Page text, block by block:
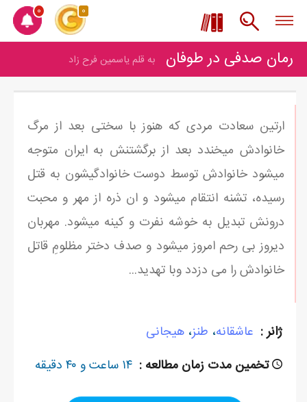
0 0
رمان صدفی در طوفان به قلم یاسمین فرح زاد
ارتین سعادت مردی که هنوز با سختی بعد از مرگ
خانوادش میخندد بعد از برگشتنش به ایران متوجه
میشود خانوادش توسط دوست خانوادگیشون به قتل
رسیده، تشنه انتقام میشود و ان ذره از مهر و محبت
درونش تبدیل به خوشه نفرت و کینه میشود. مهربان
دیروز بی رحم امروز میشود و صدف دختر مظلومِ قاتل
خانوادش را می دزدد وبا تهدید...
ژانر : عاشقانه، طنز، هیجانی
تخمین مدت زمان مطالعه : ۱۴ ساعت و ۴۰ دقیقه